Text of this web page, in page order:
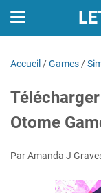
Accueil /Games /
Otome
Par Amanda J